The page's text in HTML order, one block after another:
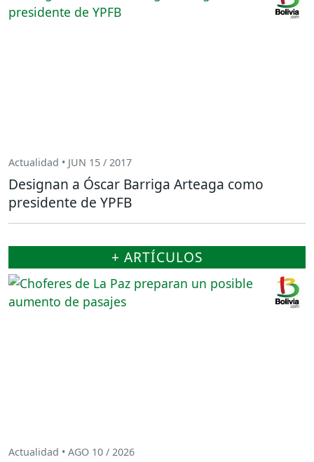
Actualidad • JUN 15 / 2017
Designan a Óscar Barriga Arteaga como
presidente de YPFB
+ ARTÍCULOS
Actualidad • AGO 10 / 2026